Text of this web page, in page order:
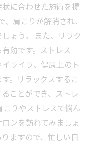
に合わせた施術を提
肩こりが解消され、
ょう。 また、リラク
効です。ストレス
ライラ、健康上のト
。リラックスするこ
ことができ、ストレ
こりやストレスで悩ん
ンを訪れてみましょ
ますので、忙しい日